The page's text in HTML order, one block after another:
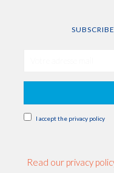
I accept the privacy policy
Read our privacy